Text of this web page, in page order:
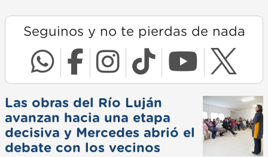
Seguinos y no te pierdas de nada
Las obras del Río Luján
avanzan hacia una etapa
decisiva y Mercedes abrió el
debate con los vecinos